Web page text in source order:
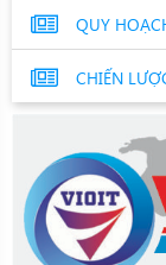
QUY
CHIẾN